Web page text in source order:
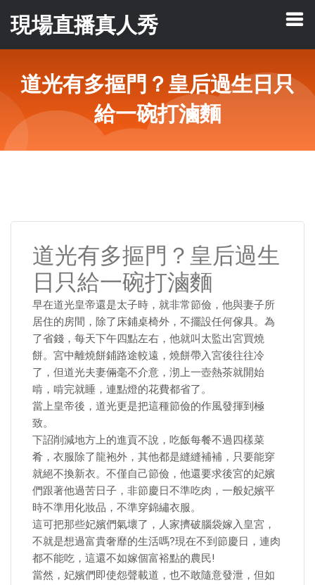
現場直播真人秀
道光有多摳門？皇后過生日只
給一碗打滷麵
道光有多摳門？皇后過生
日只給一碗打滷麵
早在道光皇帝還是太子時，就非常節儉，他與妻子所
居住的房間，除了床鋪桌椅外，不擺設任何傢具。為
了省錢，每天下午四點左右，他就叫太監出宮買燒
餅。宮中離燒餅鋪路途較遠，燒餅帶入宮後往往冷
了，但道光夫妻倆毫不介意，沏上一壺熱茶就開始
啃，啃完就睡，連點燈的花費都省了。
當上皇帝後，道光更是把這種節儉的作風發揮到極
致。
下詔削減地方上的進貢不說，吃飯每餐不過四樣菜
肴，衣服除了龍袍外，其他都是縫縫補補，只要能穿
就絕不換新衣。不僅自己節儉，他還要求後宮的妃嬪
們跟著他過苦日子，非節慶日不準吃肉，一般妃嬪平
時不準用化妝品，不準穿錦繡衣服。
這可把那些妃嬪們氣壞了，人家擠破腦袋嫁入皇宮，
不就是想過富貴奢靡的生活嗎?現在不到節慶日，連肉
都不能吃，這還不如嫁個富裕點的農民!
當然，妃嬪們即使怨聲載道，也不敢隨意發泄，但如